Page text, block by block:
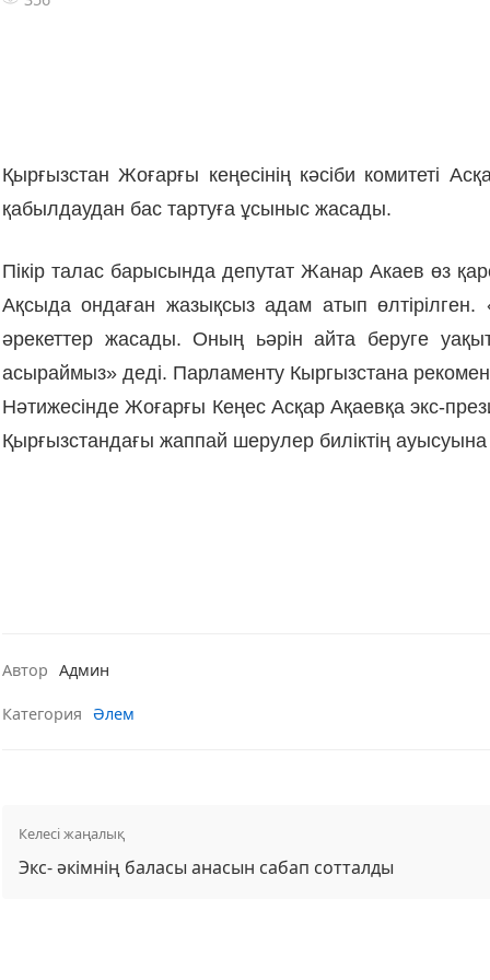
Қырғызстан Жоғарғы кеңесінің кәсіби комитеті
қабылдаудан бас тартуға ұсыныс жасады.
Пікір талас барысында депутат Жанар Акаев өз
Ақсыда ондаған жазықсыз адам атып
әрекеттер жасады. Оның ьәрін айта беруге
асыраймыз» деді. Парламенту Кыргызстана
Нәтижесінде Жоғарғы Кеңес Асқар Ақаевқа экс-
Қырғызстандағы жаппай шерулер биліктің
Автор Админ
Категория Әлем
Келесі жаңалық
Экс- әкімнің баласы анасын сабап сотталды